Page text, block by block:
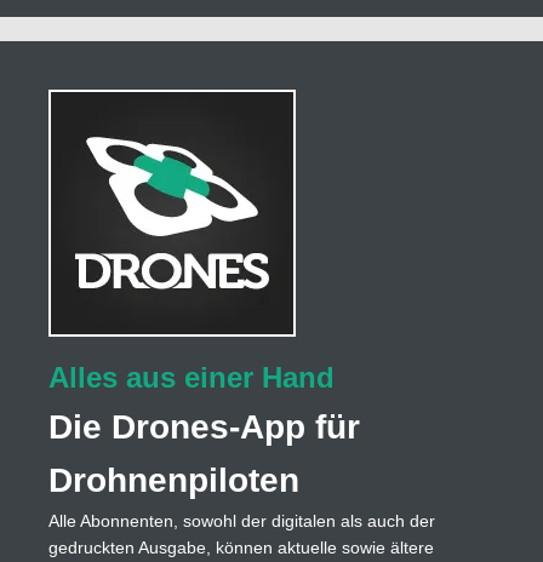
Alles aus einer Hand
Die Drones-App für
Drohnenpiloten
Alle Abonnenten, sowohl der digitalen als auch der
gedruckten Ausgabe, können aktuelle sowie ältere